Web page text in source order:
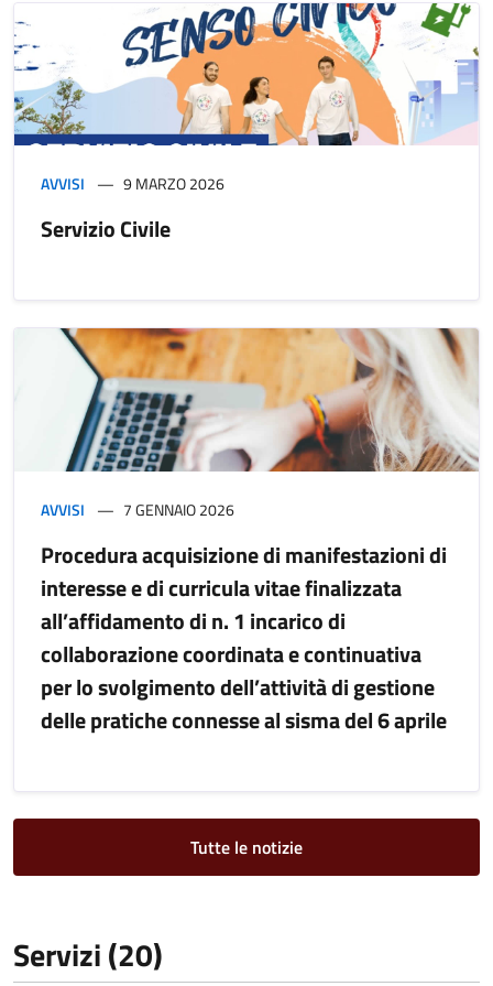
AVVISI 9 MARZO 2026
Servizio Civile
AVVISI 7 GENNAIO 2026
Procedura acquisizione di manifestazioni di
interesse e di curricula vitae finalizzata
all’affidamento di n. 1 incarico di
collaborazione coordinata e continuativa
per lo svolgimento dell’attività di gestione
delle pratiche connesse al sisma del 6 aprile
Tutte le notizie
Servizi (20)